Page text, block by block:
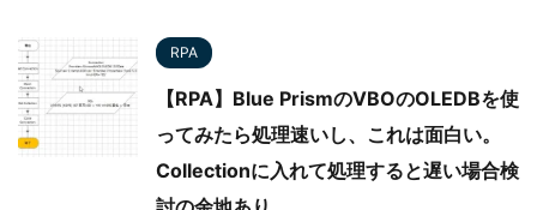
RPA
【RPA】Blue PrismのVBOのOLEDBを使
ってみたら処理速いし、これは面白い。
Collectionに入れて処理すると遅い場合検